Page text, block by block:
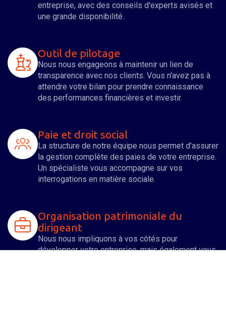
entreprise, avec des conseils d'experts avisés et
une grande disponibilité.
Outil de pilotage
Nous nous engageons à maintenir un lien de
transparence avec nos clients. Vous n'avez pas à
attendre votre bilan pour prendre connaissance
des performances financières et investir.
Paie et droit social
La structure de notre équipe nous permet d'assurer
la gestion complète des paies de votre entreprise.
Un spécialiste vous accompagne sur vos
interrogations en matière sociale.
Organisation patrimoniale du
dirigeant
Nous nous impliquons à vos côtés pour
développer votre entreprise, mais également vous